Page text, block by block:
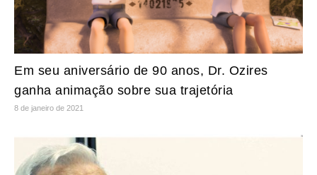
Em seu aniversário de 90 anos, Dr. Ozires
ganha animação sobre sua trajetória
8 de janeiro de 2021